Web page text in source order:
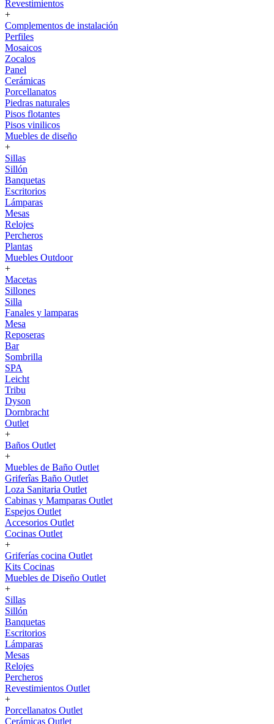
Revestimientos
+
Complementos de instalación
Perfiles
Mosaicos
Zocalos
Panel
Cerámicas
Porcellanatos
Piedras naturales
Pisos flotantes
Pisos vinilicos
Muebles de diseño
+
Sillas
Sillón
Banquetas
Escritorios
Lámparas
Mesas
Relojes
Percheros
Plantas
Muebles Outdoor
+
Macetas
Sillones
Silla
Fanales y lamparas
Mesa
Reposeras
Bar
Sombrilla
SPA
Leicht
Tribu
Dyson
Dornbracht
Outlet
+
Baños Outlet
+
Muebles de Baño Outlet
Griferîas Baño Outlet
Loza Sanitaria Outlet
Cabinas y Mamparas Outlet
Espejos Outlet
Accesorios Outlet
Cocinas Outlet
+
Griferías cocina Outlet
Kits Cocinas
Muebles de Diseño Outlet
+
Sillas
Sillón
Banquetas
Escritorios
Lámparas
Mesas
Relojes
Percheros
Revestimientos Outlet
+
Porcellanatos Outlet
Cerámicas Outlet